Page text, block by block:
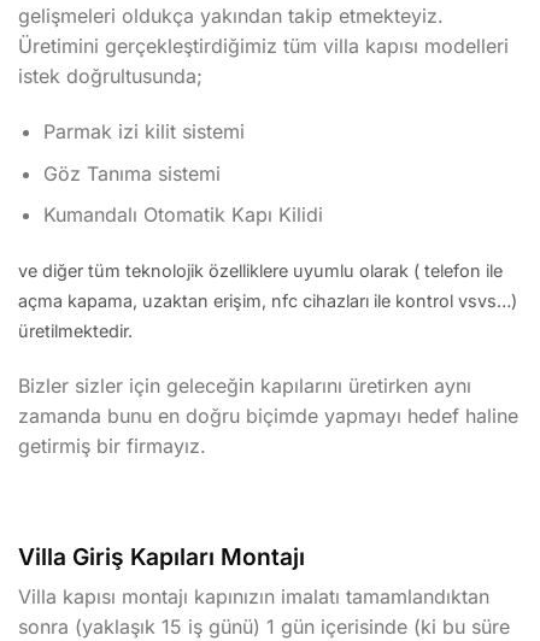
gelişmeleri oldukça yakından takip etmekteyiz.
Üretimini gerçekleştirdiğimiz tüm villa kapısı modelleri
istek doğrultusunda;
Parmak izi kilit sistemi
Göz Tanıma sistemi
Kumandalı Otomatik Kapı Kilidi
ve diğer tüm teknolojik özelliklere uyumlu olarak ( telefon ile
açma kapama, uzaktan erişim, nfc cihazları ile kontrol vsvs…)
üretilmektedir.
Bizler sizler için geleceğin kapılarını üretirken aynı
zamanda bunu en doğru biçimde yapmayı hedef haline
getirmiş bir firmayız.
Villa Giriş Kapıları Montajı
Villa kapısı montajı kapınızın imalatı tamamlandıktan
sonra (yaklaşık 15 iş günü) 1 gün içerisinde (ki bu süre